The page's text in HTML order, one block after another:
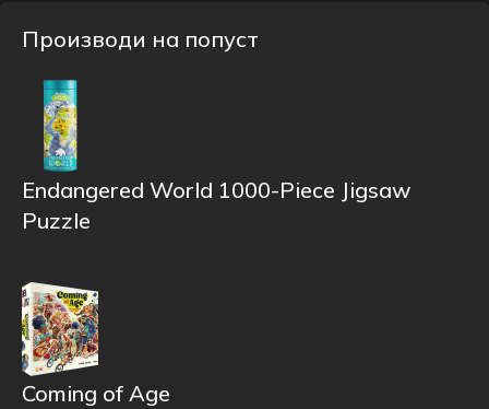
Производи на попуст
Endangered World 1000-Piece Jigsaw
Puzzle
Coming of Age